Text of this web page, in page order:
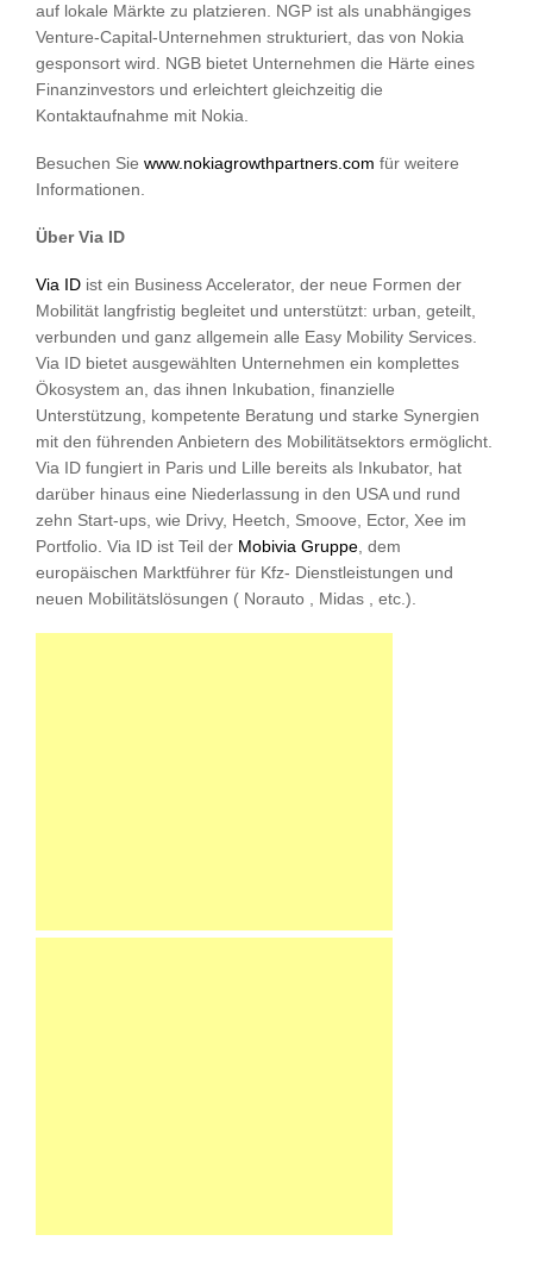
auf lokale Märkte zu platzieren. NGP ist als unabhängiges
Venture-Capital-Unternehmen strukturiert, das von Nokia
gesponsort wird. NGB bietet Unternehmen die Härte eines
Finanzinvestors und erleichtert gleichzeitig die
Kontaktaufnahme mit Nokia.
Besuchen Sie www.nokiagrowthpartners.com für weitere
Informationen.
Über Via ID
Via ID ist ein Business Accelerator, der neue Formen der
Mobilität langfristig begleitet und unterstützt: urban, geteilt,
verbunden und ganz allgemein alle Easy Mobility Services.
Via ID bietet ausgewählten Unternehmen ein komplettes
Ökosystem an, das ihnen Inkubation, finanzielle
Unterstützung, kompetente Beratung und starke Synergien
mit den führenden Anbietern des Mobilitätsektors ermöglicht.
Via ID fungiert in Paris und Lille bereits als Inkubator, hat
darüber hinaus eine Niederlassung in den USA und rund
zehn Start-ups, wie Drivy, Heetch, Smoove, Ector, Xee im
Portfolio. Via ID ist Teil der Mobivia Gruppe, dem
europäischen Marktführer für Kfz- Dienstleistungen und
neuen Mobilitätslösungen ( Norauto , Midas , etc.).